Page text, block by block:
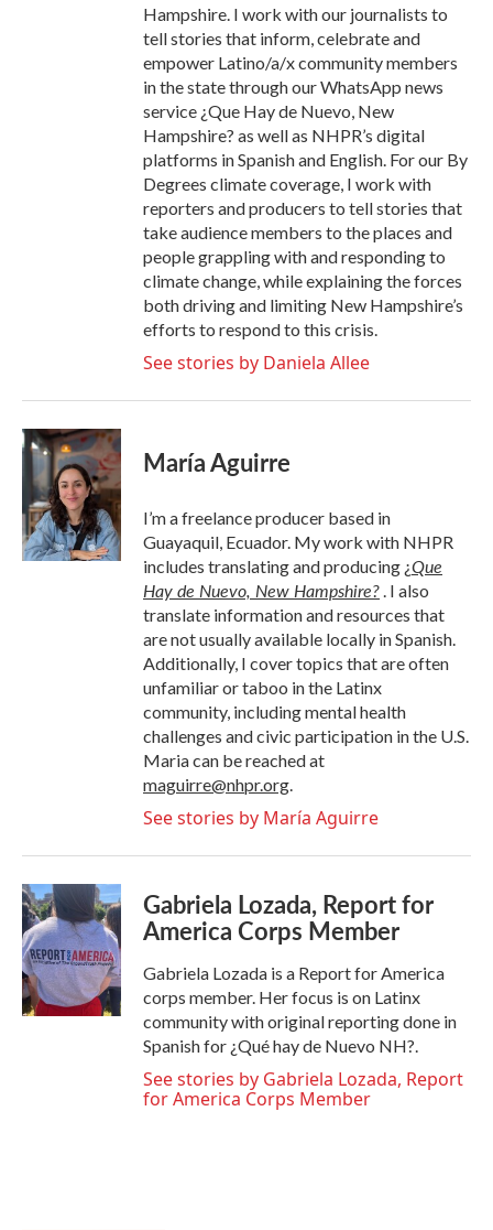
Hampshire. I work with our journalists to
tell stories that inform, celebrate and
empower Latino/a/x community members
in the state through our WhatsApp news
service ¿Que Hay de Nuevo, New
Hampshire? as well as NHPR’s digital
platforms in Spanish and English. For our By
Degrees climate coverage, I work with
reporters and producers to tell stories that
take audience members to the places and
people grappling with and responding to
climate change, while explaining the forces
both driving and limiting New Hampshire’s
efforts to respond to this crisis.
See stories by Daniela Allee
María Aguirre
I’m a freelance producer based in
Guayaquil, Ecuador. My work with NHPR
includes translating and producing ¿Que
Hay de Nuevo, New Hampshire?. I also
translate information and resources that
are not usually available locally in Spanish.
Additionally, I cover topics that are often
unfamiliar or taboo in the Latinx
community, including mental health
challenges and civic participation in the U.S.
Maria can be reached at
maguirre@nhpr.org.
See stories by María Aguirre
Gabriela Lozada, Report for
America Corps Member
Gabriela Lozada is a Report for America
corps member. Her focus is on Latinx
community with original reporting done in
Spanish for ¿Qué hay de Nuevo NH?.
See stories by Gabriela Lozada, Report
for America Corps Member